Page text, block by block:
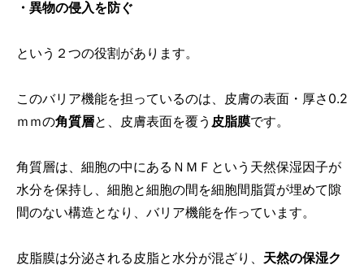
・異物の侵入を防ぐ
という２つの役割があります。
このバリア機能を担っているのは、皮膚の表面・厚さ0.2
ｍｍの角質層と、皮膚表面を覆う 皮脂膜です。
角質層は、細胞の中にあるＮＭＦという天然保湿因子が
水分を保持し、細胞と細胞の間を細胞間脂質が埋めて隙
間のない構造となり、バリア機能を作っています。
皮脂膜は分泌される皮脂と水分が混ざり、 天然の保湿ク